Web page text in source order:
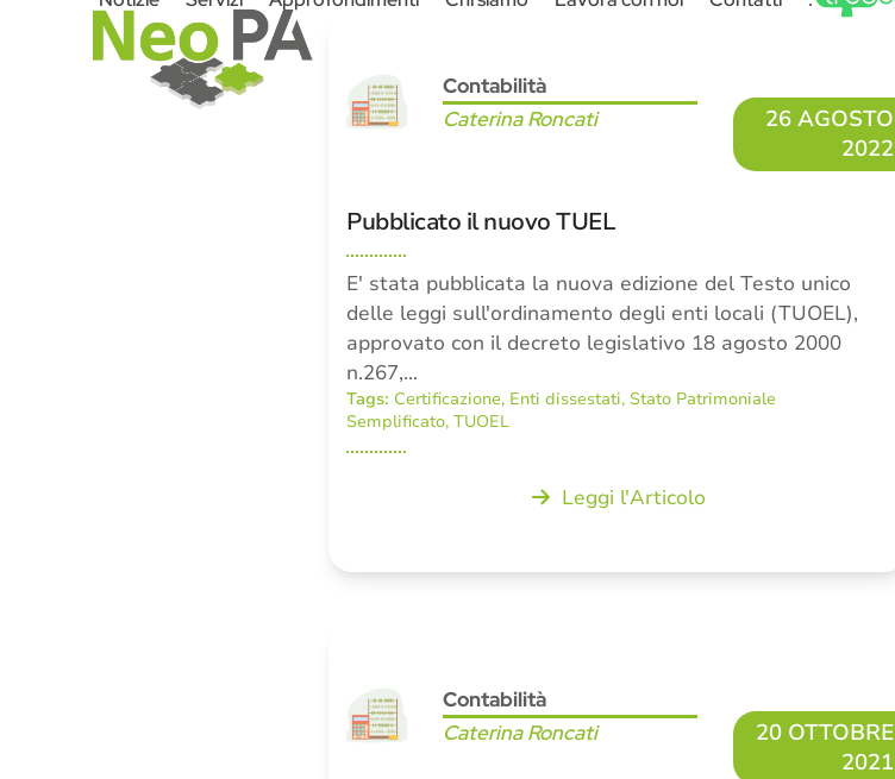
Contabilità
Caterina Roncati
26 AGOSTO
2022
Pubblicato il nuovo TUEL
E' stata pubblicata la nuova edizione del Testo unico
delle leggi sull'ordinamento degli enti locali (TUOEL),
approvato con il decreto legislativo 18 agosto 2000
n.267,…
Tags: Certificazione, Enti dissestati, Stato Patrimoniale
Semplificato,TUOEL
Leggi l'Articolo
Contabilità
Caterina Roncati
20 OTTOBRE
2021